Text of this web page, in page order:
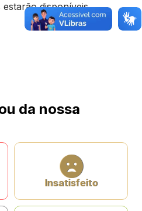
estarão disponíveis
da nossa
Insatisfeito